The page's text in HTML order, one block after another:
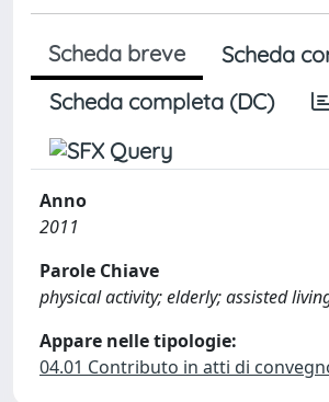
Scheda breve
Scheda
Scheda completa (DC)
Anno
2011
Parole Chiave
physical activity; elderly; assisted
Appare nelle tipologie:
04.01 Contributo in atti di